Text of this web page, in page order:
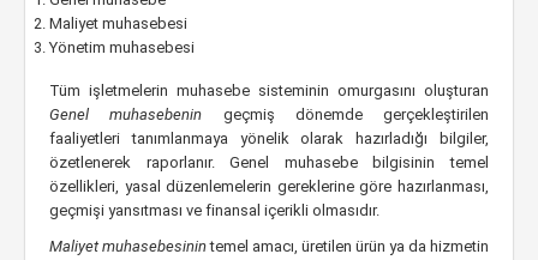
Maliyet muhasebesi
Yönetim muhasebesi
Tüm işletmelerin muhasebe sisteminin omurgasını oluşturan
Genel muhasebenin geçmiş dönemde gerçekleştirilen
faaliyetleri tanımlanmaya yönelik olarak hazırladığı bilgiler,
özetlenerek raporlanır. Genel muhasebe bilgisinin temel
özellikleri, yasal düzenlemelerin gereklerine göre hazırlanması,
geçmişi yansıtması ve finansal içerikli olmasıdır.
Maliyet muhasebesinintemel amacı, üretilen ürün ya da hizmetin